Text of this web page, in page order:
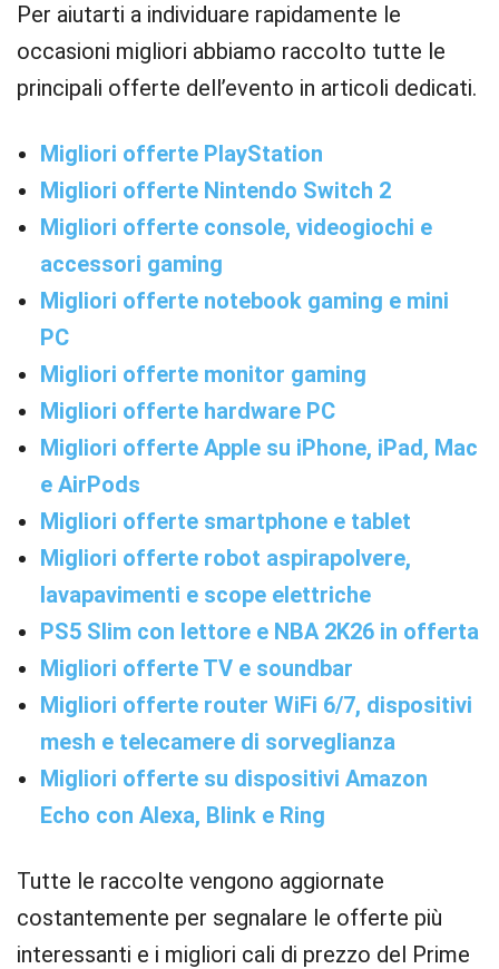
Per aiutarti a individuare rapidamente le
occasioni migliori abbiamo raccolto tutte le
principali offerte dell’evento in articoli dedicati.
Migliori offerte PlayStation
Migliori offerte Nintendo Switch 2
Migliori offerte console, videogiochi e
accessori gaming
Migliori offerte notebook gaming e mini
PC
Migliori offerte monitor gaming
Migliori offerte hardware PC
Migliori offerte Apple su iPhone, iPad, Mac
e AirPods
Migliori offerte smartphone e tablet
Migliori offerte robot aspirapolvere,
lavapavimenti e scope elettriche
PS5 Slim con lettore e NBA 2K26 in offerta
Migliori offerte TV e soundbar
Migliori offerte router WiFi 6/7, dispositivi
mesh e telecamere di sorveglianza
Migliori offerte su dispositivi Amazon
Echo con Alexa, Blink e Ring
Tutte le raccolte vengono aggiornate
costantemente per segnalare le offerte più
interessanti e i migliori cali di prezzo del Prime